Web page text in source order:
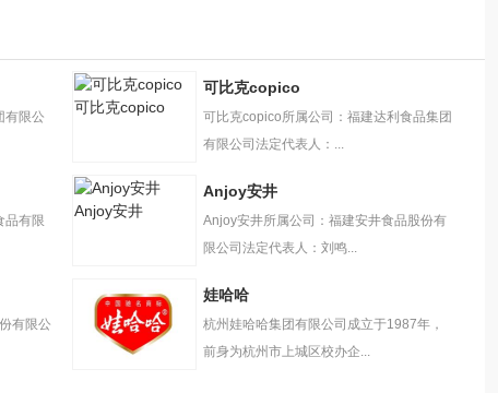
有限公
可比克copico
可比克copico
可比克copico所属公司：福建达利食品集团
有限公司法定代表人：...
品有限
Anjoy安井
Anjoy安井
Anjoy安井所属公司：福建安井食品股份有
限公司法定代表人：刘鸣...
有限公
娃哈哈
杭州娃哈哈集团有限公司成立于1987年，
前身为杭州市上城区校办企...